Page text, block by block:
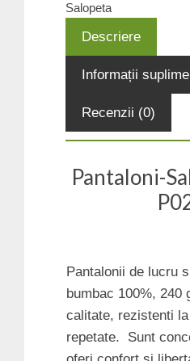
P026
Salopeta
Descriere
Informații
Recenzii (0)
Pantaloni-
Pantalonii de lucru
bumbac 100%, 240
calitate, rezistenti
repetate. Sunt